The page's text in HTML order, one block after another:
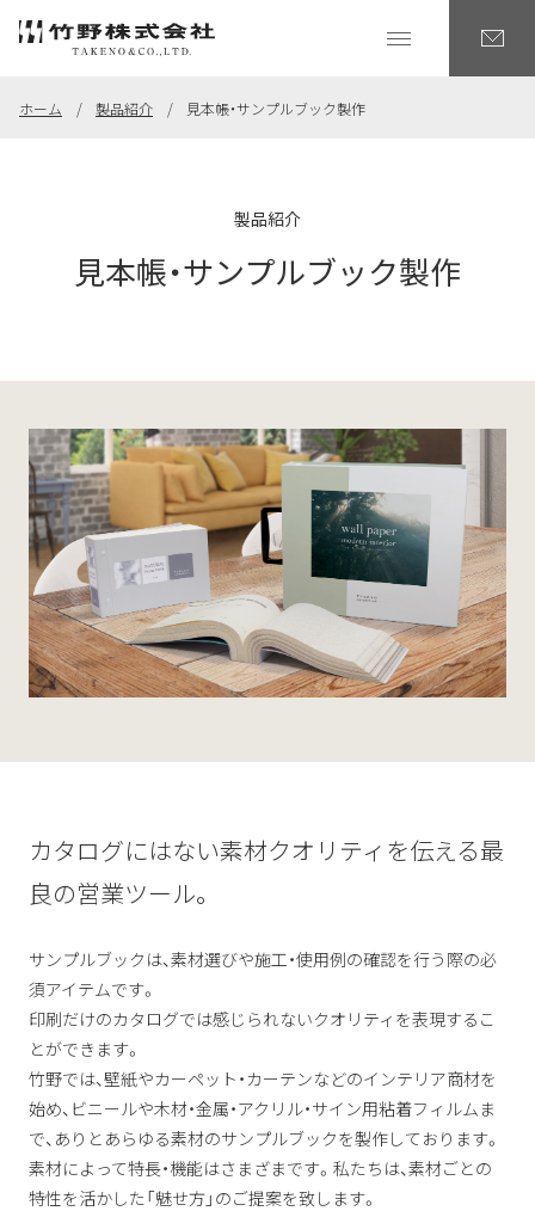
ホーム 製品紹介 見本帳・サンプルブック製作
製品紹介
見本帳・サンプルブック製作
カタログにはない素材クオリティを伝える最
良の営業ツール。
サンプルブックは、素材選びや施工・使用例の確認を行う際の必
須アイテムです。
印刷だけのカタログでは感じられないクオリティを表現するこ
とができます。
竹野では、壁紙やカーペット・カーテンなどのインテリア商材を
始め、ビニールや木材・金属・アクリル・サイン用粘着フィルムま
で、ありとあらゆる素材のサンプルブックを製作しております。
素材によって特長・機能はさまざまです。私たちは、素材ごとの
特性を活かした「魅せ方」のご提案を致します。